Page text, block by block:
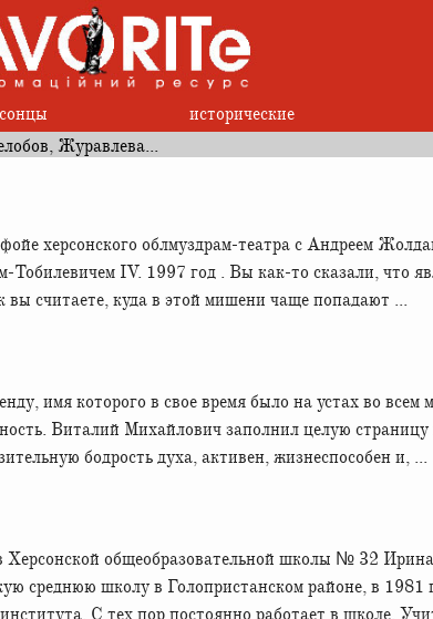
исторические
Журавлева...
херсонского облмуздрам-театра с Андреем
Тобилевичем IV. 1997 год . Вы как-то сказали, что
считаете, куда в этой мишени чаще попадают ...
имя которого в свое время было на устах во
Виталий Михайлович заполнил целую страницу
бодрость духа, активен, жизнеспособен и, ...
Херсонской общеобразовательной школы № 32
среднюю школу в Голопристанском районе, в 1981
С тех пор постоянно работает в школе.